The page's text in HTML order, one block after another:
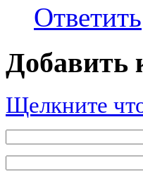
Ответить
Добавить
Щелкните